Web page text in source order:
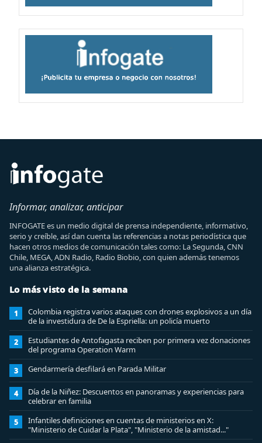
Informar, analizar, anticipar
INFOGATE es un medio digital de prensa independiente, informativo,
serio y creíble, así dan cuenta las referencias a notas periodística que
hacen otros medios de comunicación tales como: La Segunda, CNN
Chile, MEGA, ADN Radio, Radio Biobio, con quien además tenemos
una alianza estratégica.
Lo más visto de la semana
1
Colombia registra varios ataques con drones explosivos a un día
de la investidura de De la Espriella: un policía muerto
2
Estudiantes de Antofagasta reciben por primera vez donaciones
del programa Operation Warm
3 Gendarmería desfilará en Parada Militar
4
Día de la Niñez: Descuentos en panoramas y experiencias para
celebrar en familia
5
Infantiles definiciones en cuentas de ministerios en X:
"Ministerio de Cuidar la Plata", "Ministerio de la amistad..."